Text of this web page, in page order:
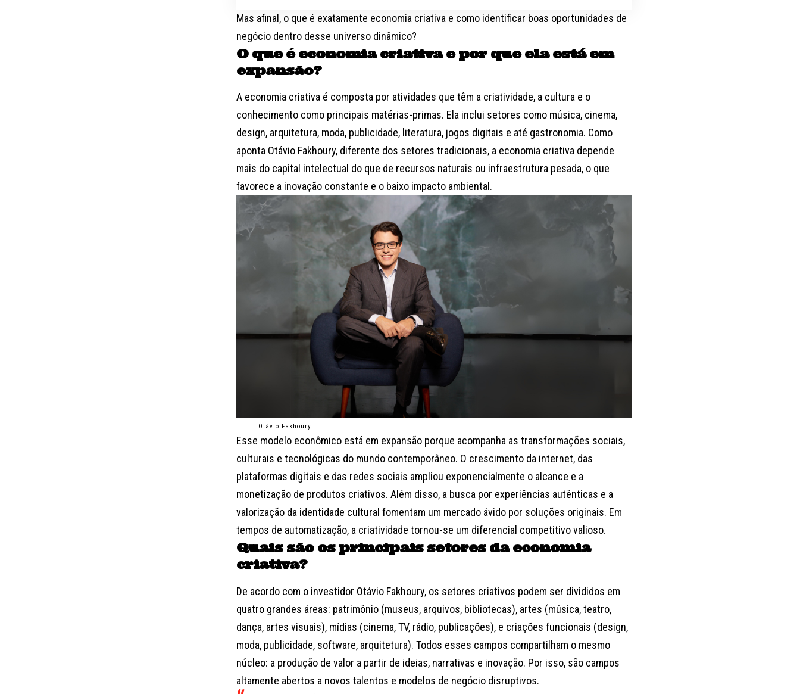
Mas afinal, o que é exatamente economia criativa e como identificar boas oportunidades de
negócio dentro desse universo dinâmico?
O que é economia criativa e por que ela está em
expansão?
A economia criativa é composta por atividades que têm a criatividade, a cultura e o
conhecimento como principais matérias-primas. Ela inclui setores como música, cinema,
design, arquitetura, moda, publicidade, literatura, jogos digitais e até gastronomia. Como
aponta Otávio Fakhoury, diferente dos setores tradicionais, a economia criativa depende
mais do capital intelectual do que de recursos naturais ou infraestrutura pesada, o que
favorece a inovação constante e o baixo impacto ambiental.
Otávio Fakhoury
Esse modelo econômico está em expansão porque acompanha as transformações sociais,
culturais e tecnológicas do mundo contemporâneo. O crescimento da internet, das
plataformas digitais e das redes sociais ampliou exponencialmente o alcance e a
monetização de produtos criativos. Além disso, a busca por experiências autênticas e a
valorização da identidade cultural fomentam um mercado ávido por soluções originais. Em
tempos de automatização, a criatividade tornou-se um diferencial competitivo valioso.
Quais são os principais setores da economia
criativa?
De acordo com o investidor Otávio Fakhoury, os setores criativos podem ser divididos em
quatro grandes áreas: patrimônio (museus, arquivos, bibliotecas), artes (música, teatro,
dança, artes visuais), mídias (cinema, TV, rádio, publicações), e criações funcionais (design,
moda, publicidade, software, arquitetura). Todos esses campos compartilham o mesmo
núcleo: a produção de valor a partir de ideias, narrativas e inovação. Por isso, são campos
altamente abertos a novos talentos e modelos de negócio disruptivos.